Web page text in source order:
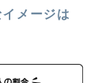
メージは